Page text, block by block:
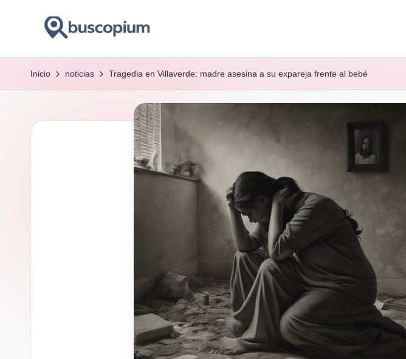
y
encontar
Inicio noticias Tragedia en Villaverde: madre asesina a su expareja frente al bebé